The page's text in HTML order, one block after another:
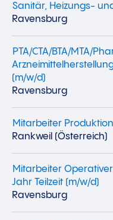
Sanitär, Heizungs-
Ravensburg
PTA/CTA/BTA/MTA/
(m/w/d)
Ravensburg
Mitarbeiter
Rankweil (Österreich)
Mitarbeiter
Jahr Teilzeit (m/w/d)
Ravensburg